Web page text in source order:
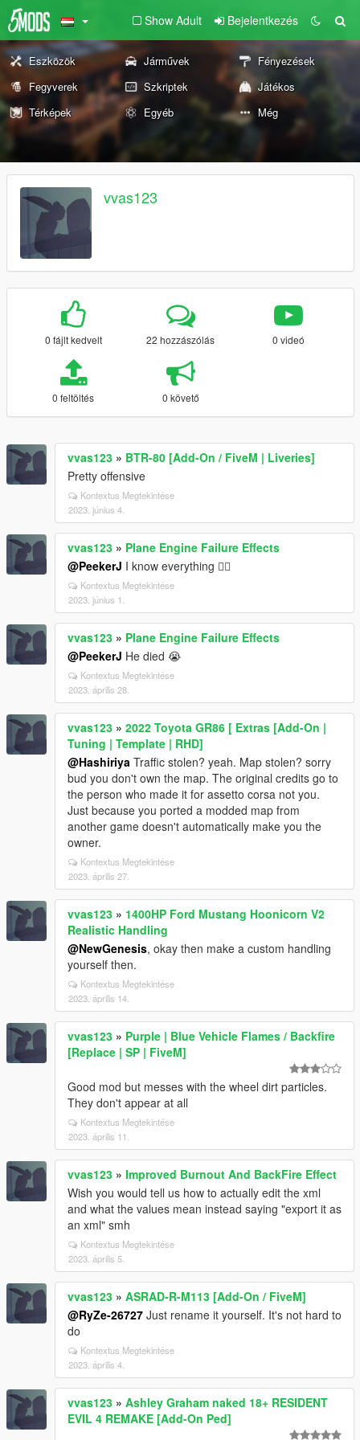
Show Adult Bejelentkezés
Eszközök Járművek
Fényezések
Fegyverek
Szkriptek
Játékos
Térképek
Egyéb Még
vvas123
0 fájlt kedvelt 22 hozzászólás 0 videó
0 feltöltés 0 követő
vvas123 » BTR-80 [Add-On / FiveM | Liveries]
Pretty offensive
Kontextus Megtekintése
2023. június 4.
vvas123 » Plane Engine Failure Effects
@PeekerJ I know everything 🧙‍♂️
Kontextus Megtekintése
2023. június 1.
vvas123 » Plane Engine Failure Effects
@PeekerJ He died 😭
Kontextus Megtekintése
2023. április 28.
vvas123 » 2022 Toyota GR86 [ Extras [Add-On |
Tuning | Template | RHD]
@Hashiriya Traffic stolen? yeah. Map stolen? sorry
bud you don't own the map. The original credits go to
the person who made it for assetto corsa not you.
Just because you ported a modded map from
another game doesn't automatically make you the
owner.
Kontextus Megtekintése
2023. április 27.
vvas123 » 1400HP Ford Mustang Hoonicorn V2
Realistic Handling
@NewGenesis, okay then make a custom handling
yourself then.
Kontextus Megtekintése
2023. április 14.
vvas123 » Purple | Blue Vehicle Flames / Backfire
[Replace | SP | FiveM]
Good mod but messes with the wheel dirt particles.
They don't appear at all
Kontextus Megtekintése
2023. április 11.
vvas123 » Improved Burnout And BackFire Effect
Wish you would tell us how to actually edit the xml
and what the values mean instead saying "export it as
an xml" smh
Kontextus Megtekintése
2023. április 5.
vvas123 » ASRAD-R-M113 [Add-On / FiveM]
@RyZe-26727 Just rename it yourself. It's not hard to
do
Kontextus Megtekintése
2023. április 4.
vvas123 » Ashley Graham naked 18+ RESIDENT
EVIL 4 REMAKE [Add-On Ped]